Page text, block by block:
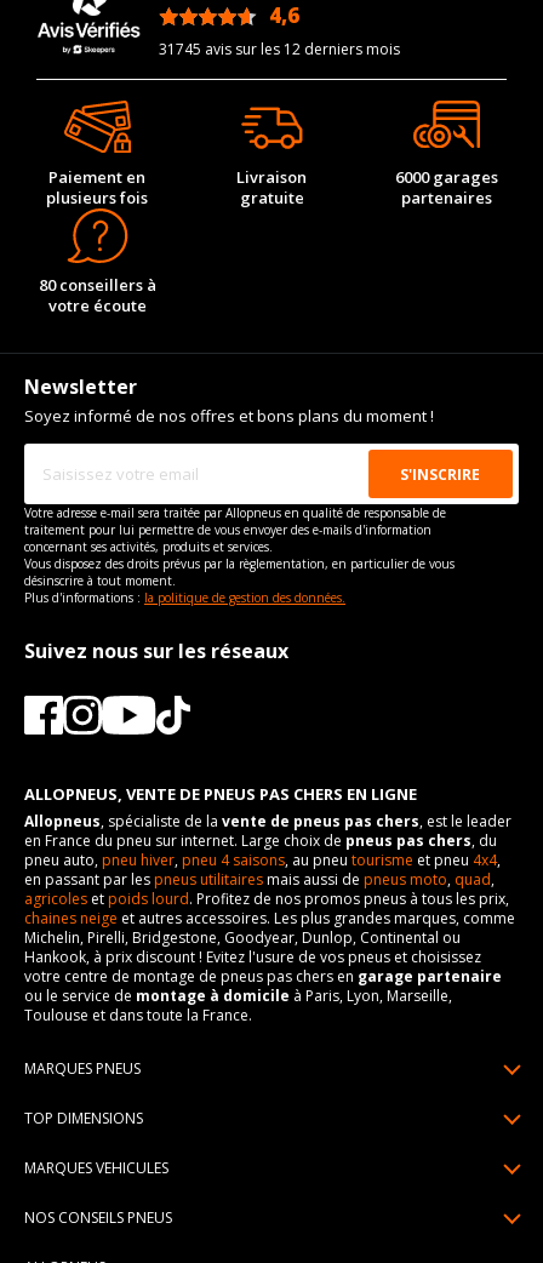
4,6
31745 avis sur les 12 derniers mois
Paiement en
plusieurs fois
Livraison
gratuite
6000 garages
partenaires
80 conseillers à
votre écoute
Newsletter
Soyez informé de nos offres et bons plans du moment !
Votre adresse e-mail sera traitée par Allopneus en qualité de responsable de
traitement pour lui permettre de vous envoyer des e-mails d'information
concernant ses activités, produits et services.
Vous disposez des droits prévus par la règlementation, en particulier de vous
désinscrire à tout moment.
Plus d'informations : la politique de gestion des données.
Suivez nous sur les réseaux
ALLOPNEUS, VENTE DE PNEUS PAS CHERS EN LIGNE
Allopneus, spécialiste de la vente de pneus pas chers, est le leader
en France du pneu sur internet. Large choix de pneus pas chers, du
pneu auto,pneu hiver,pneu 4 saisons, au pneu tourisme et pneu 4x4,
en passant par lespneus utilitairesmais aussi de pneus moto, quad,
agricoles etpoids lourd. Profitez de nos promos pneus à tous les prix,
chaines neige et autres accessoires. Les plus grandes marques, comme
Michelin, Pirelli, Bridgestone, Goodyear, Dunlop, Continental ou
Hankook, à prix discount ! Evitez l'usure de vos pneus et choisissez
votre centre de montage de pneus pas chers en garage partenaire
ou le service de montage à domicile à Paris, Lyon, Marseille,
Toulouse et dans toute la France.
MARQUES PNEUS
Pneus Continental
TOP DIMENSIONS
195/65R15
MARQUES VEHICULES
NOS CONSEILS PNEUS